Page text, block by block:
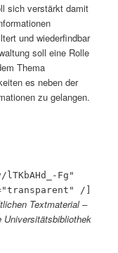
sich verstärkt damit
und wiederfindbar
soll eine Rolle
Thema
es neben der
zu gelangen.
Fg"
/]
Textmaterial –
Universitätsbibliothek